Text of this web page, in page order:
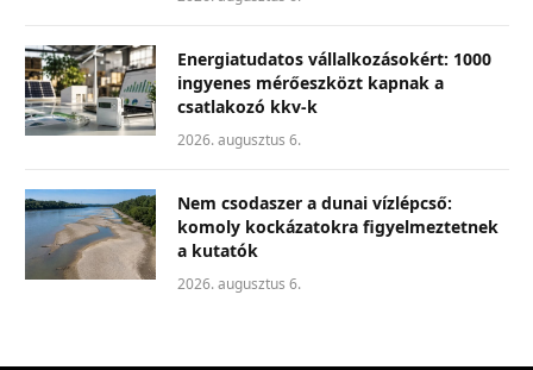
Energiatudatos vállalkozásokért: 1000
ingyenes mérőeszközt kapnak a
csatlakozó kkv-k
2026. augusztus 6.
Nem csodaszer a dunai vízlépcső:
komoly kockázatokra figyelmeztetnek
a kutatók
2026. augusztus 6.